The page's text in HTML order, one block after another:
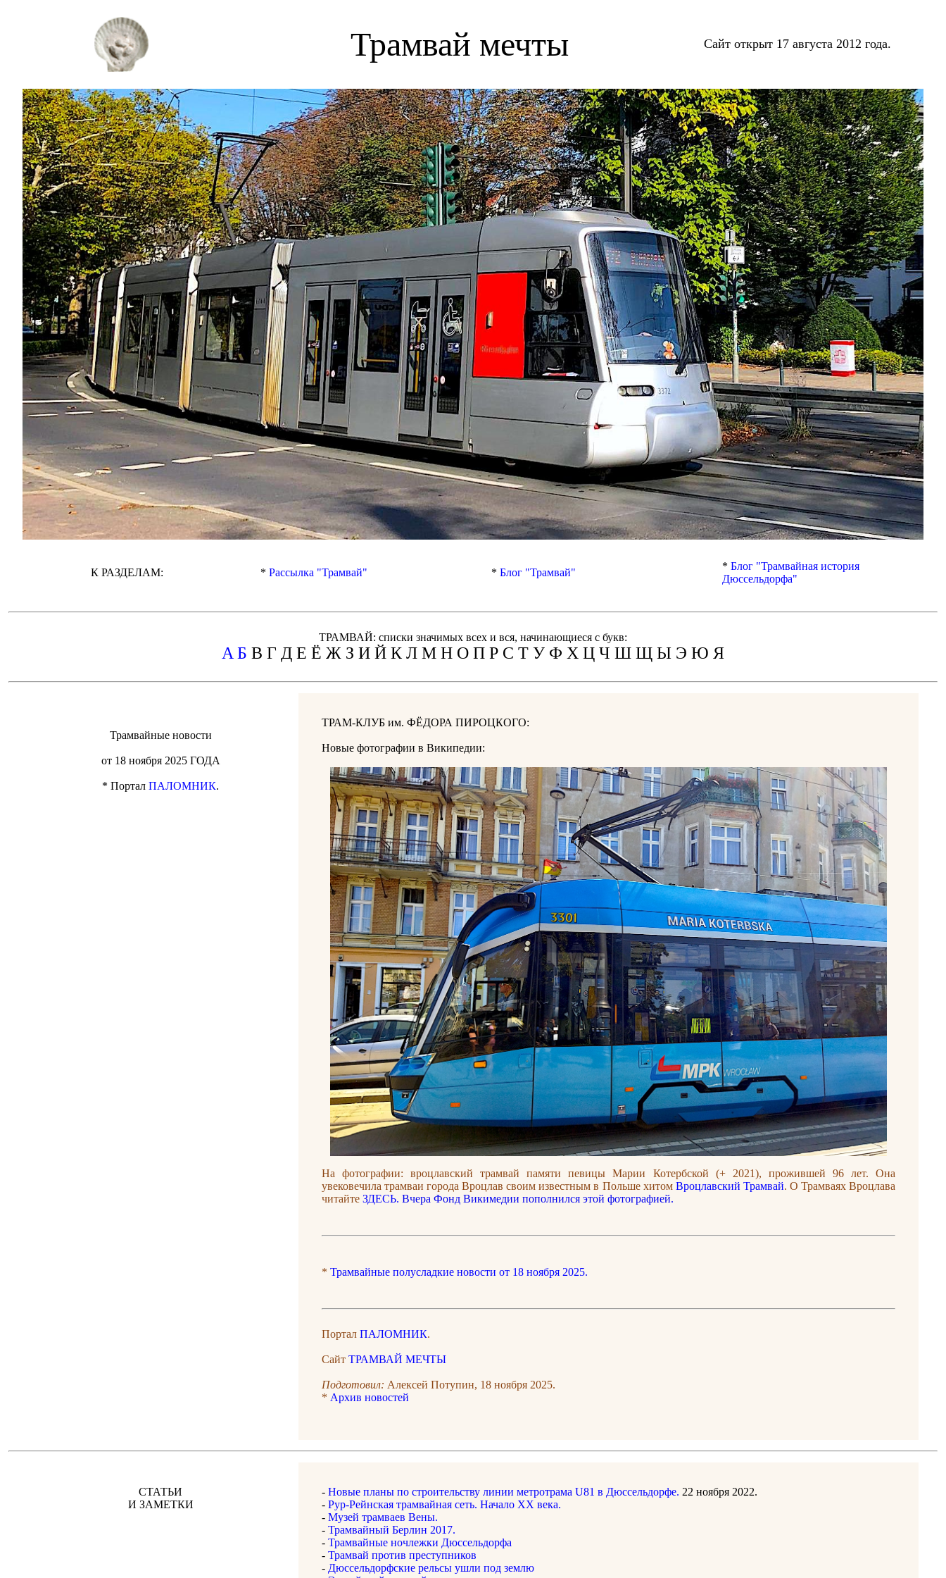
Трамвай мечты Сайт открыт 17 августа 2012 года.
К РАЗДЕЛАМ: * Рассылка "Трамвай" * Блог "Трамвай"
* Блог "Трамвайная история
Дюссельдорфа"
ТРАМВАЙ: списки значимых всех и вся, начинающиеся с букв:
A Б В Г Д Е Ё Ж З И Й К Л М Н О П Р С Т У Ф Х Ц Ч Ш Щ Ы Э Ю Я
Трамвайные новости
от 18 ноября 2025 ГОДА
* Портал ПАЛОМНИК.
ТРАМ-КЛУБ им. ФЁДОРА ПИРОЦКОГО:
Новые фотографии в Википедии:
На фотографии: вроцлавский трамвай памяти певицы Марии Котербской (+ 2021), прожившей 96 лет. Она
увековечила трамваи города Вроцлав своим известным в Польше хитом Вроцлавский Трамвай. О Трамваях Вроцлава
читайте ЗДЕСЬ. Вчера Фонд Викимедии пополнился этой фотографией.
* Трамвайные полусладкие новости от 18 ноября 2025.
Портал ПАЛОМНИК.
Сайт ТРАМВАЙ МЕЧТЫ
Подготовил: Алексей Потупин, 18 ноября 2025.
* Архив новостей
СТАТЬИ
И ЗАМЕТКИ
- Новые планы по строительству линии метротрама U81 в Дюссельдорфе. 22 ноября 2022.
- Рур-Рейнская трамвайная сеть. Начало ХХ века.
- Музей трамваев Вены.
- Трамвайный Берлин 2017.
- Трамвайные ночлежки Дюссельдорфа
- Трамвай против преступников
- Дюссельдорфские рельсы ушли под землю